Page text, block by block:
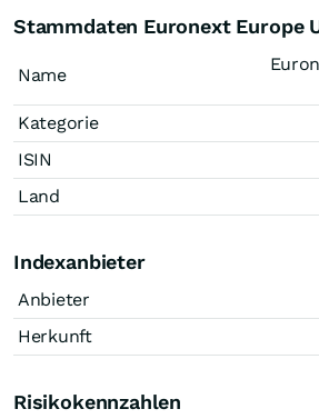
Stammdaten Euronext Europe
Name
Kategorie
ISIN
Land
Indexanbieter
Anbieter
Herkunft
Risikokennzahlen